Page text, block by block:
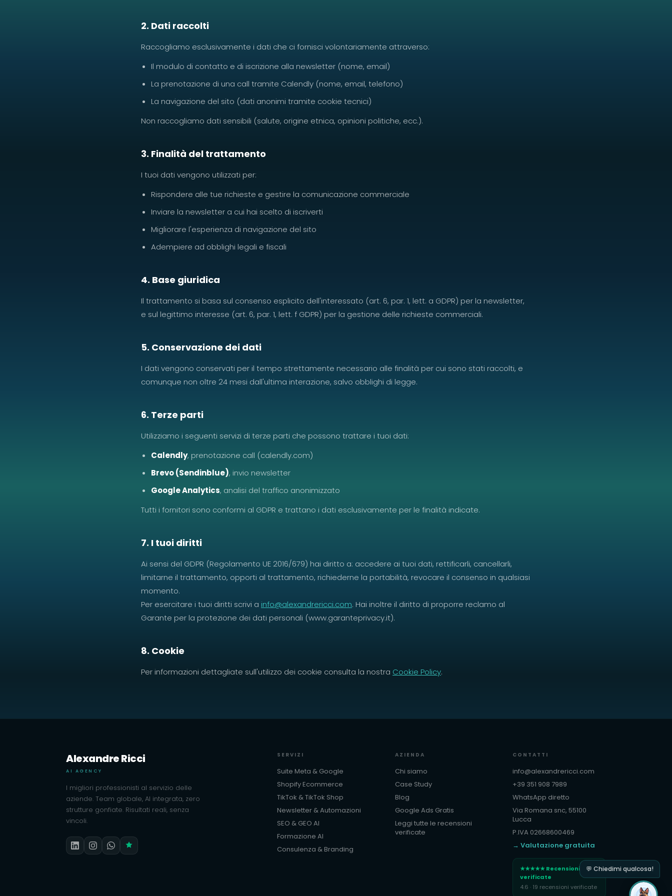
2. Dati raccolti
Raccogliamo esclusivamente i dati che ci fornisci volontariamente attraverso:
Il modulo di contatto e di iscrizione alla newsletter (nome, email)
La prenotazione di una call tramite Calendly (nome, email, telefono)
La navigazione del sito (dati anonimi tramite cookie tecnici)
Non raccogliamo dati sensibili (salute, origine etnica, opinioni politiche, ecc.).
3. Finalità del trattamento
I tuoi dati vengono utilizzati per:
Rispondere alle tue richieste e gestire la comunicazione commerciale
Inviare la newsletter a cui hai scelto di iscriverti
Migliorare l'esperienza di navigazione del sito
Adempiere ad obblighi legali e fiscali
4. Base giuridica
Il trattamento si basa sul consenso esplicito dell'interessato (art. 6, par. 1, lett. a GDPR) per la newsletter,
e sul legittimo interesse (art. 6, par. 1, lett. f GDPR) per la gestione delle richieste commerciali.
5. Conservazione dei dati
I dati vengono conservati per il tempo strettamente necessario alle finalità per cui sono stati raccolti, e
comunque non oltre 24 mesi dall'ultima interazione, salvo obblighi di legge.
6. Terze parti
Utilizziamo i seguenti servizi di terze parti che possono trattare i tuoi dati:
Calendly, prenotazione call (calendly.com)
Brevo (Sendinblue), invio newsletter
Google Analytics, analisi del traffico anonimizzato
Tutti i fornitori sono conformi al GDPR e trattano i dati esclusivamente per le finalità indicate.
7. I tuoi diritti
Ai sensi del GDPR (Regolamento UE 2016/679) hai diritto a: accedere ai tuoi dati, rettificarli, cancellarli,
limitarne il trattamento, opporti al trattamento, richiederne la portabilità, revocare il consenso in qualsiasi
momento.
Per esercitare i tuoi diritti scrivi a info@alexandrericci.com. Hai inoltre il diritto di proporre reclamo al
Garante per la protezione dei dati personali (www.garanteprivacy.it).
8. Cookie
Per informazioni dettagliate sull'utilizzo dei cookie consulta la nostra Cookie Policy.
Alexandre Ricci
AI AGENCY
I migliori professionisti al servizio delle
aziende. Team globale, AI integrata, zero
strutture gonfiate. Risultati reali, senza
vincoli.
SERVIZI
Suite Meta & Google
Shopify Ecommerce
TikTok & TikTok Shop
Newsletter & Automazioni
SEO & GEO AI
Formazione AI
Consulenza & Branding
AZIENDA
Chi siamo
Case Study
Blog
Google Ads Gratis
Leggi tutte le recensioni
verificate
CONTATTI
info@alexandrericci.com
+39 351 908 7989
WhatsApp diretto
Via Romana snc, 55100
Lucca
P.IVA 02668600469
→ Valutazione gratuita
★★★★★ Recensioni
verificate
4.6 · 19 recensioni verificate
💬 Chiedimi qualcosa!